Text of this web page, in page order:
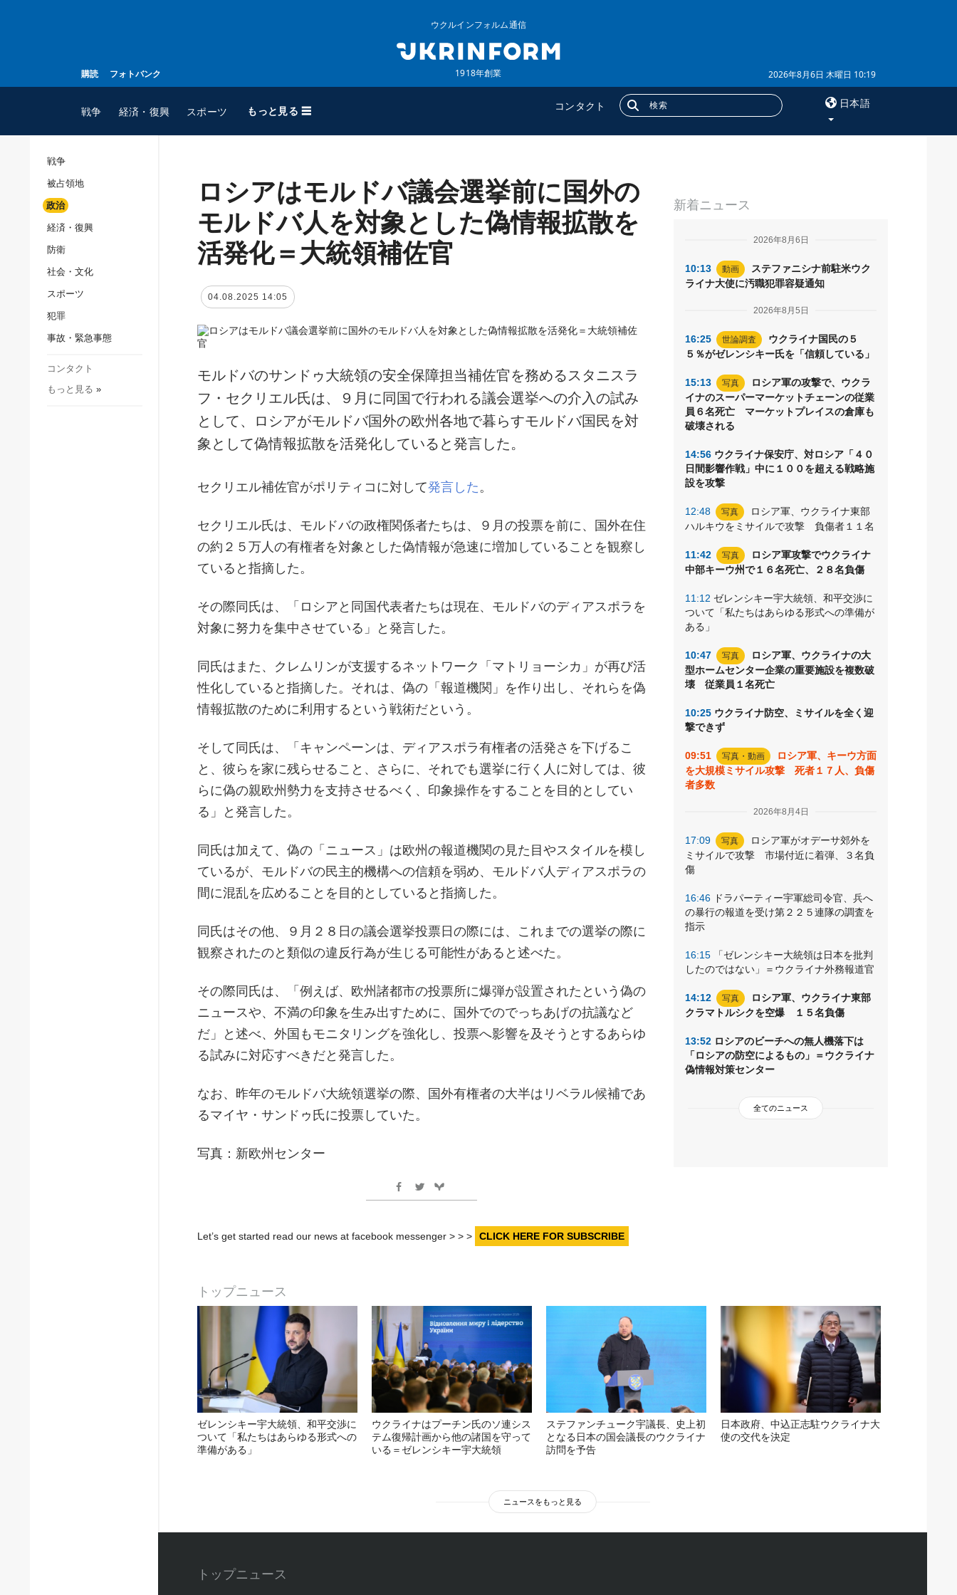
購読 フォトバンク
ウクルインフォルム通信
1918年創業 2026年8月6日 木曜日 10:19
戦争 経済・復興 スポーツ もっと見る ☰ コンタクト 日本語
スポーツ
ウクルインフォルム
ウクルインフォルムについ
て
コンタクト
追加
特集
インタビュー
購読
戦争
被占領地
政治
経済・復興
防衛
社会・文化
スポーツ
犯罪
事故・緊急事態
コンタクト
もっと見る »
新着ニュース
2026年8月6日
10:13 動画
ステファニシナ前駐米ウク
ライナ大使に汚職犯罪容疑通知
2026年8月5日
16:25 世論調査
ウクライナ国民の５
５％がゼレンシキー氏を「信頼している」
15:13 写真
ロシア軍の攻撃で、ウクラ
イナのスーパーマーケットチェーンの従業
員６名死亡 マーケットプレイスの倉庫も
破壊される
14:56 ウクライナ保安庁、対ロシア「４０
日間影響作戦」中に１００を超える戦略施
設を攻撃
12:48 写真
ロシア軍、ウクライナ東部
ハルキウをミサイルで攻撃 負傷者１１名
11:42 写真
ロシア軍攻撃でウクライナ
中部キーウ州で１６名死亡、２８名負傷
11:12 ゼレンシキー宇大統領、和平交渉に
ついて「私たちはあらゆる形式への準備が
ある」
10:47 写真
ロシア軍、ウクライナの大
型ホームセンター企業の重要施設を複数破
壊 従業員１名死亡
10:25 ウクライナ防空、ミサイルを全く迎
撃できず
09:51 写真・動画
ロシア軍、キーウ方面
を大規模ミサイル攻撃 死者１７人、負傷
者多数
2026年8月4日
17:09 写真
ロシア軍がオデーサ郊外を
ミサイルで攻撃 市場付近に着弾、３名負
傷
16:46 ドラパーティー宇軍総司令官、兵へ
の暴行の報道を受け第２２５連隊の調査を
指示
16:15 「ゼレンシキー大統領は日本を批判
したのではない」＝ウクライナ外務報道官
14:12 写真
ロシア軍、ウクライナ東部
クラマトルシクを空爆 １５名負傷
13:52 ロシアのビーチへの無人機落下は
「ロシアの防空によるもの」＝ウクライナ
偽情報対策センター
全てのニュース
ロシアはモルドバ議会選挙前に国外の
モルドバ人を対象とした偽情報拡散を
活発化＝大統領補佐官
04.08.2025 14:05
モルドバのサンドゥ大統領の安全保障担当補佐官を務めるスタニスラ
フ・セクリエル氏は、９月に同国で行われる議会選挙への介入の試み
として、ロシアがモルドバ国外の欧州各地で暮らすモルドバ国民を対
象として偽情報拡散を活発化していると発言した。
セクリエル補佐官がポリティコに対して発言した 。
セクリエル氏は、モルドバの政権関係者たちは、９月の投票を前に、国外在住
の約２５万人の有権者を対象とした偽情報が急速に増加していることを観察し
ていると指摘した。
その際同氏は、「ロシアと同国代表者たちは現在、モルドバのディアスポラを
対象に努力を集中させている」と発言した。
同氏はまた、クレムリンが支援するネットワーク「マトリョーシカ」が再び活
性化していると指摘した。それは、偽の「報道機関」を作り出し、それらを偽
情報拡散のために利用するという戦術だという。
そして同氏は、「キャンペーンは、ディアスポラ有権者の活発さを下げるこ
と、彼らを家に残らせること、さらに、それでも選挙に行く人に対しては、彼
らに偽の親欧州勢力を支持させるべく、印象操作をすることを目的としてい
る」と発言した。
同氏は加えて、偽の「ニュース」は欧州の報道機関の見た目やスタイルを模し
ているが、モルドバの民主的機構への信頼を弱め、モルドバ人ディアスポラの
間に混乱を広めることを目的としていると指摘した。
同氏はその他、９月２８日の議会選挙投票日の際には、これまでの選挙の際に
観察されたのと類似の違反行為が生じる可能性があると述べた。
その際同氏は、「例えば、欧州諸都市の投票所に爆弾が設置されたという偽の
ニュースや、不満の印象を生み出すために、国外でのでっちあげの抗議など
だ」と述べ、外国もモニタリングを強化し、投票へ影響を及そうとするあらゆ
る試みに対応すべきだと発言した。
なお、昨年のモルドバ大統領選挙の際、国外有権者の大半はリベラル候補であ
るマイヤ・サンドゥ氏に投票していた。
写真：新欧州センター
Let’s get started read our news at facebook messenger > > > CLICK HERE FOR SUBSCRIBE
トップニュース
ゼレンシキー宇大統領、和平交渉に
ついて「私たちはあらゆる形式への
準備がある」
ウクライナはプーチン氏のソ連シス
テム復帰計画から他の諸国を守って
いる＝ゼレンシキー宇大統領
ステファンチューク宇議長、史上初
となる日本の国会議長のウクライナ
訪問を予告
日本政府、中込正志駐ウクライナ大
使の交代を決定
ニュースをもっと見る
トップニュース